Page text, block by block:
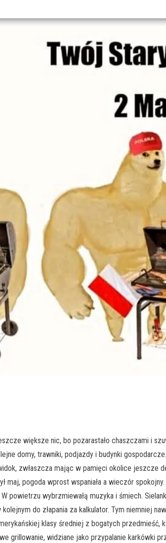
większe nic, bo pozarastało chaszczami i
domy, trawniki, podjazdy i budynki
zwłaszcza mając w pamięci okolice jeszcze
pogoda wprost wspaniała a wieczór
powietrzu wybrzmiewałą muzyka i śmiech.
do złapania za kalkulator. Tym niemniej
klasy średniej z bogatych
grillowanie, widziane jako przypalanie karkówki